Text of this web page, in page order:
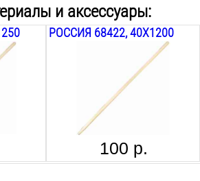
и аксессуары:
РОССИЯ 68422, 40Х1200
100 р.